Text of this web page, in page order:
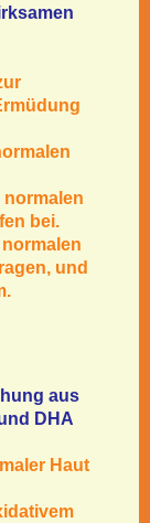
normalen
bei.
und
aus
DHA
Haut